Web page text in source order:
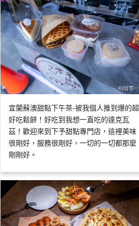
宜蘭蘇澳甜點下午茶-被我個人推到爆的超
好吃鬆餅！好吃到我想一直吃的達克瓦
茲！歡迎來到下予甜點專門店，這裡美味
很剛好，服務很剛好，一切的一切都那麼
剛剛好。